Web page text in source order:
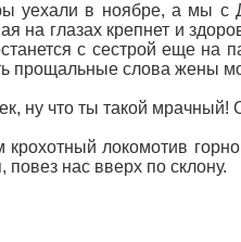
уехали в ноябре, а мы с
на глазах крепнет и
с сестрой еще на
прощальные слова жены
ну что ты такой мрачный!
крохотный локомотив
повез нас вверх по склону.